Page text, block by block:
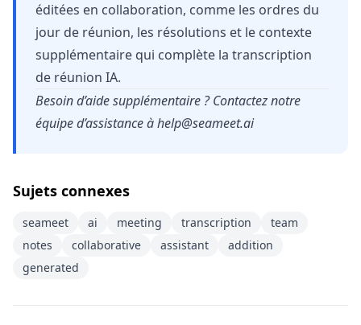
éditées en collaboration, comme les ordres du
jour de réunion, les résolutions et le contexte
supplémentaire qui complète la transcription
de réunion IA.
Besoin d’aide supplémentaire ? Contactez notre
équipe d’assistance àhelp@seameet.ai
Sujets connexes
seameet ai meeting transcription
team
notes
collaborative assistant
addition
generated